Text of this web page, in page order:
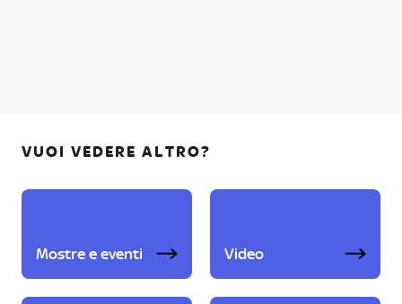
VUOI VEDERE ALTRO?
Mostre e eventi Video